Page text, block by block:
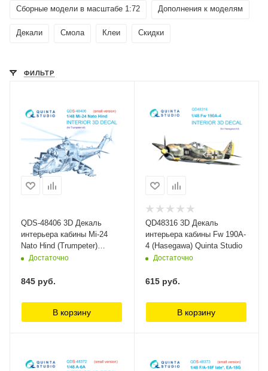
Сборные модели в масштабе 1:72 Дополнения к моделям
Декали Смола Клеи Скидки
ФИЛЬТР
QDS-48406 3D Декаль
интерьера кабины Mi-24
Nato Hind (Trumpeter)
(Малая версия) Quinta
Достаточно
845 руб.
В корзину
QD48316 3D Декаль
интерьера кабины Fw 190A-
4 (Hasegawa) Quinta Studio
Достаточно
615 руб.
В корзину